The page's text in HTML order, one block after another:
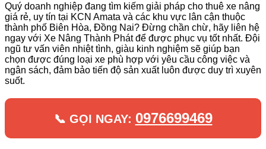
Quý doanh nghiệp đang tìm kiếm giải pháp cho thuê xe nâng
giá rẻ, uy tín tại KCN Amata và các khu vực lân cận thuộc
thành phố Biên Hòa, Đồng Nai? Đừng chần chừ, hãy liên hệ
ngay với Xe Nâng Thành Phát để được phục vụ tốt nhất. Đội
ngũ tư vấn viên nhiệt tình, giàu kinh nghiệm sẽ giúp bạn
chọn được đúng loại xe phù hợp với yêu cầu công việc và
ngân sách, đảm bảo tiến độ sản xuất luôn được duy trì xuyên
suốt.
📞 GỌI NGAY: 0976699469